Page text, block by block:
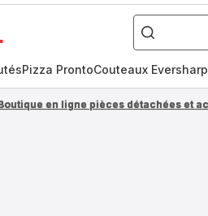
["Poêles
inox,
Cake
Factory,
Pizza ProntoCouteaux Eversharp
en ligne pièces détachées et